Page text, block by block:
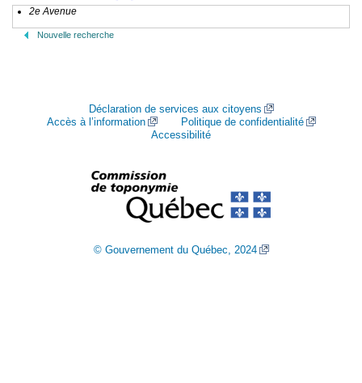
2e Avenue
Nouvelle recherche
Déclaration de services aux citoyens
Accès à l’information
Politique de confidentialité
Accessibilité
© Gouvernement du Québec, 2024